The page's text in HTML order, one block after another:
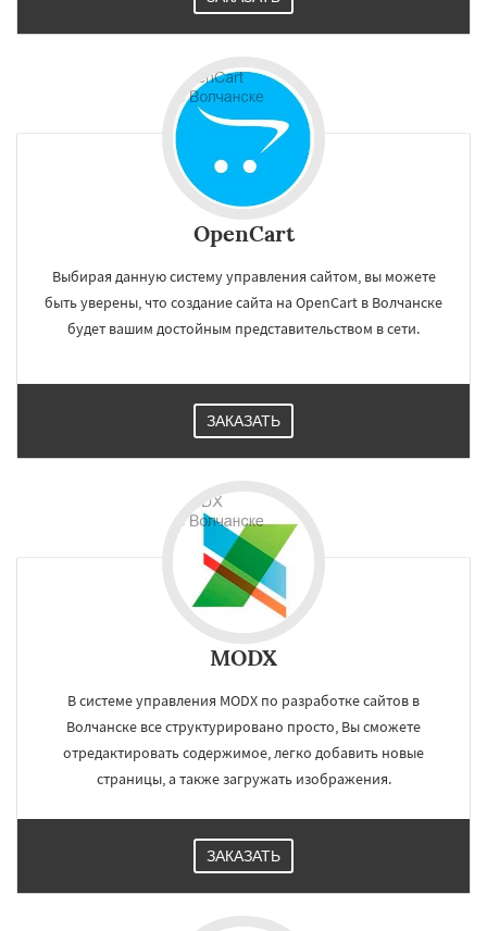
OpenCart
Выбирая данную систему управления сайтом, вы можете
быть уверены, что создание сайта на OpenCart в Волчанске
будет вашим достойным представительством в сети.
ЗАКАЗАТЬ
MODX
В системе управления MODX по разработке сайтов в
Волчанске все структурировано просто, Вы сможете
отредактировать содержимое, легко добавить новые
страницы, а также загружать изображения.
ЗАКАЗАТЬ